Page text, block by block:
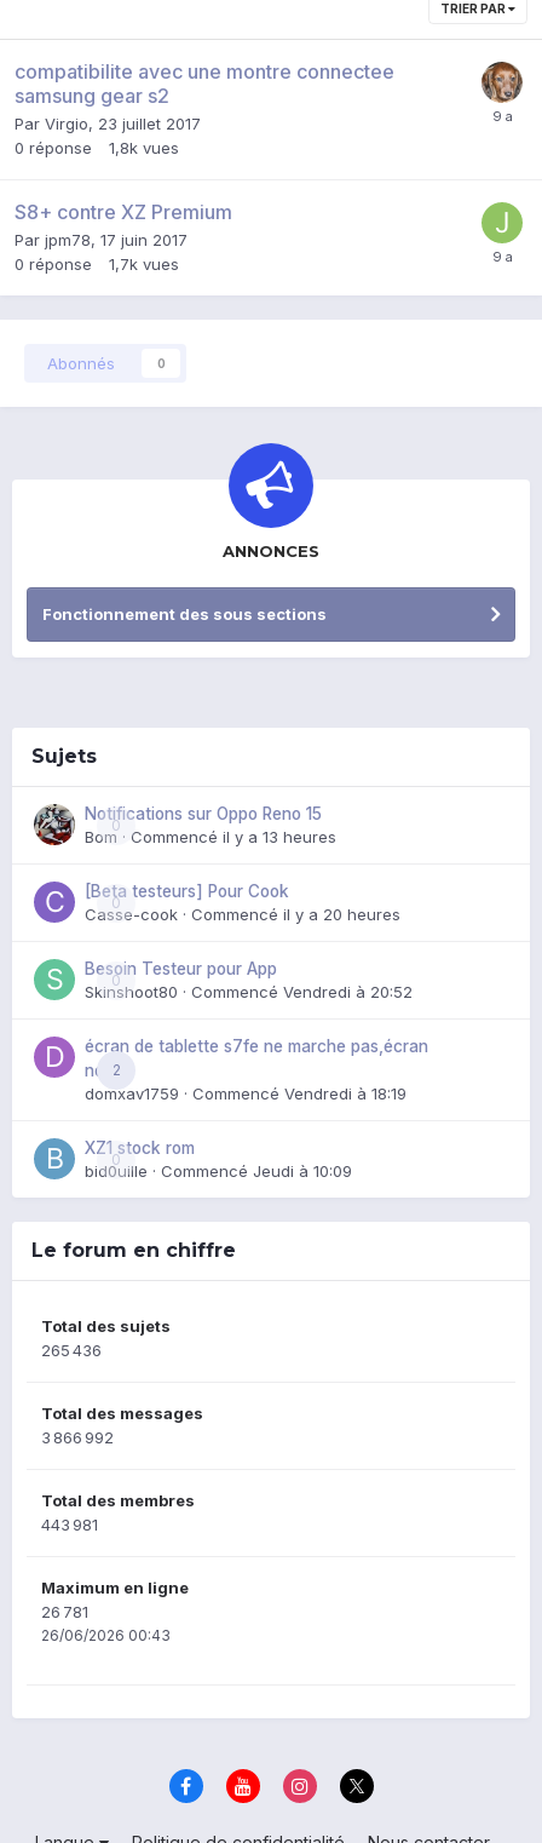
TRIER PAR
compatibilite avec une montre connectee
samsung gear s2
Par Virgio, 23 juillet 2017
0 réponse 1,8k vues
S8+ contre XZ Premium
Par jpm78, 17 juin 2017
0 réponse 1,7k vues
Abonnés 0
ANNONCES
Fonctionnement des sous sections
Sujets
0
Notifications sur Oppo Reno 15
Bom · Commencé il y a 13 heures
0
[Beta testeurs] Pour Cook
Casse-cook · Commencé il y a 20 heures
0
Besoin Testeur pour App
Skinshoot80 · Commencé Vendredi à 20:52
2
écran de tablette s7fe ne marche pas,écran
noir
domxav1759 · Commencé Vendredi à 18:19
0
XZ1 stock rom
bid0uille · Commencé Jeudi à 10:09
Le forum en chiffre
Total des sujets
265 436
Total des messages
3 866 992
Total des membres
443 981
Maximum en ligne
26 781
26/06/2026 00:43